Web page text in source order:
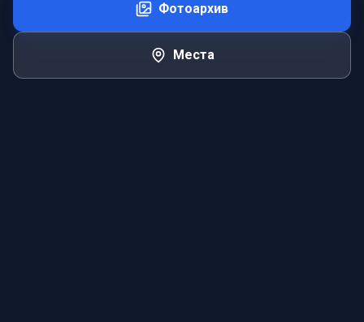
Фотоархив
Места